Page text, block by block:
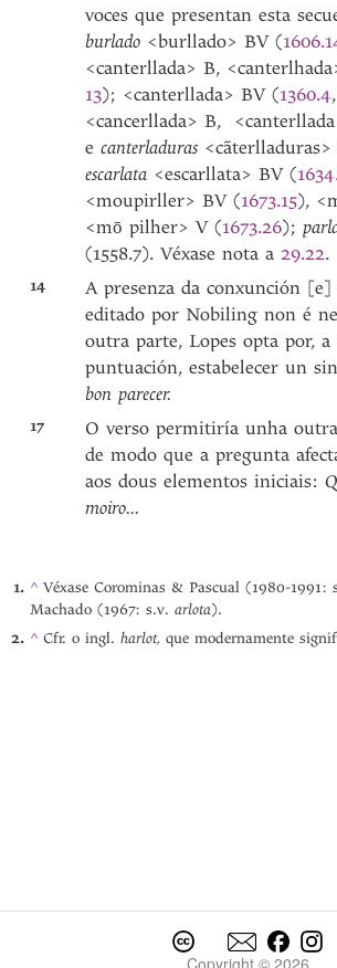
voces que presentan esta
burlado <burllado> BV (
<canterllada> B,
13); <canterllada> BV (1360.4,
<cancerllada> B,
ecanterladuras
escarlata <escarllata> BV (
<moupirller> BV (1673.15),
<mō pilher> V (1673.26);
(1558.7). Véxase nota a 29.22.
14
A presenza da conxunción
editado por Nobiling non é
outra parte, Lopes opta por, a
puntuación, estabelecer un
bon parecer.
17
O verso permitiría unha
de modo que a pregunta
aos dous elementos iniciais:
moiro...
^ Véxase Corominas & Pascual (1980-1991:
Machado (1967: s.v.arlota).
^ Cfr. o ingl.harlot, que modernamente
Copyright © 2026